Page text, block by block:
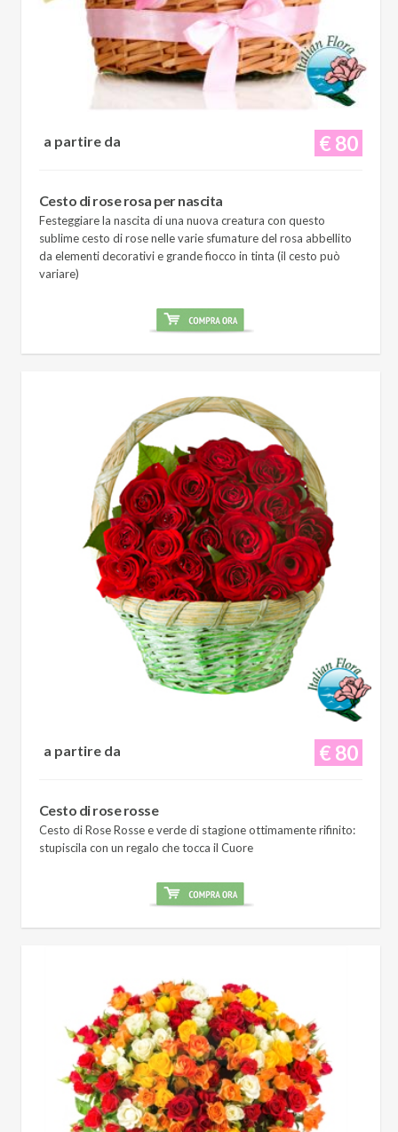
€ 80
a partire da
Cesto di rose rosa per nascita
Festeggiare la nascita di una nuova creatura con questo
sublime cesto di rose nelle varie sfumature del rosa abbellito
da elementi decorativi e grande fiocco in tinta (il cesto può
variare)
€ 80
a partire da
Cesto di rose rosse
Cesto di Rose Rosse e verde di stagione ottimamente rifinito:
stupiscila con un regalo che tocca il Cuore